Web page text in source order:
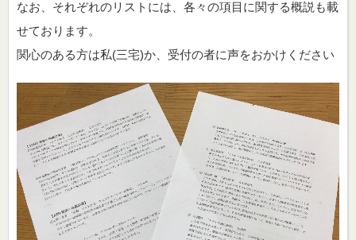
なお、それぞれのリストには、各々の項目に関する概説も載
せております。
関心のある方は私(三宅)か、受付の者に声をおかけください